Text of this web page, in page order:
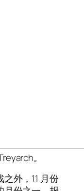
。
外，11 月份